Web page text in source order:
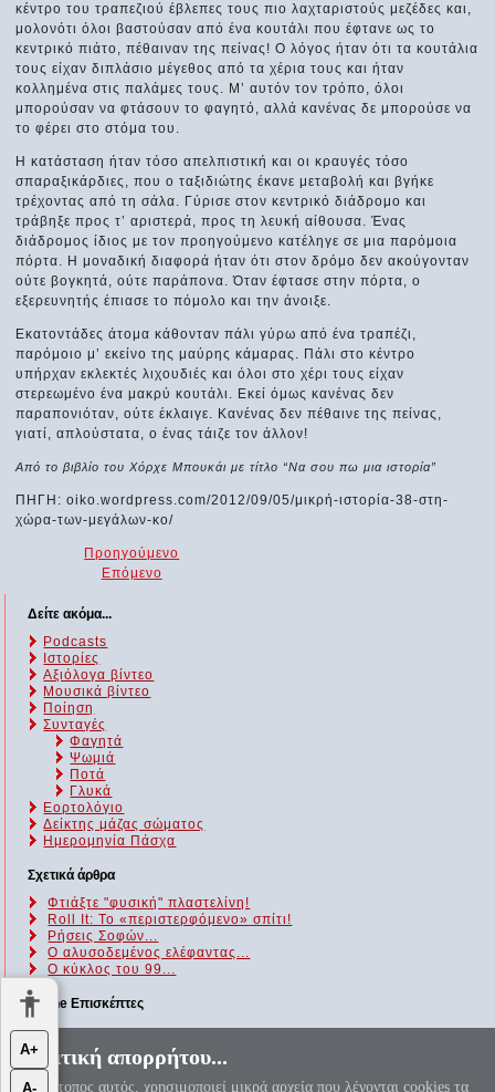
κέντρο του τραπεζιού έβλεπες τους πιο λαχταριστούς μεζέδες και,
μολονότι όλοι βαστούσαν από ένα κουτάλι που έφτανε ως το
κεντρικό πιάτο, πέθαιναν της πείνας! Ο λόγος ήταν ότι τα κουτάλια
τους είχαν διπλάσιο μέγεθος από τα χέρια τους και ήταν
κολλημένα στις παλάμες τους. Μ’ αυτόν τον τρόπο, όλοι
μπορούσαν να φτάσουν το φαγητό, αλλά κανένας δε μπορούσε να
το φέρει στο στόμα του.
Η κατάσταση ήταν τόσο απελπιστική και οι κραυγές τόσο
σπαραξικάρδιες, που ο ταξιδιώτης έκανε μεταβολή και βγήκε
τρέχοντας από τη σάλα. Γύρισε στον κεντρικό διάδρομο και
τράβηξε προς τ’ αριστερά, προς τη λευκή αίθουσα. Ένας
διάδρομος ίδιος με τον προηγούμενο κατέληγε σε μια παρόμοια
πόρτα. Η μοναδική διαφορά ήταν ότι στον δρόμο δεν ακούγονταν
ούτε βογκητά, ούτε παράπονα. Όταν έφτασε στην πόρτα, ο
εξερευνητής έπιασε το πόμολο και την άνοιξε.
Εκατοντάδες άτομα κάθονταν πάλι γύρω από ένα τραπέζι,
παρόμοιο μ’ εκείνο της μαύρης κάμαρας. Πάλι στο κέντρο
υπήρχαν εκλεκτές λιχουδιές και όλοι στο χέρι τους είχαν
στερεωμένο ένα μακρύ κουτάλι. Εκεί όμως κανένας δεν
παραπονιόταν, ούτε έκλαιγε. Κανένας δεν πέθαινε της πείνας,
γιατί, απλούστατα, ο ένας τάιζε τον άλλον!
Από το βιβλίο του Χόρχε Μπουκάι με τίτλο “Να σου πω μια ιστορία”
ΠΗΓΗ: oiko.wordpress.com/2012/09/05/μικρή-ιστορία-38-στη-
χώρα-των-μεγάλων-κο/
Προηγούμενο
Επόμενο
Δείτε ακόμα...
Podcasts
Ιστορίες
Αξιόλογα βίντεο
Μουσικά βίντεο
Ποίηση
Συνταγές
Φαγητά
Ψωμιά
Ποτά
Γλυκά
Εορτολόγιο
Δείκτης μάζας σώματος
Ημερομηνία Πάσχα
Σχετικά άρθρα
Φτιάξτε "φυσική" πλαστελίνη!
Roll It: Το «περιστερφόμενο» σπίτι!
Ρήσεις Σοφών...
Ο αλυσοδεμένος ελέφαντας...
Ο κύκλος του 99...
Online Επισκέπτες
Αυτήν τη στιγμή επισκέπτονται τον ιστότοπό μας 144 guests και
κανένα μέλος
Πολιτική απορρήτου...
Ο ιστότοπος αυτός, χρησιμοποιεί μικρά αρχεία που λέγονται cookies τα
Α+
Α-